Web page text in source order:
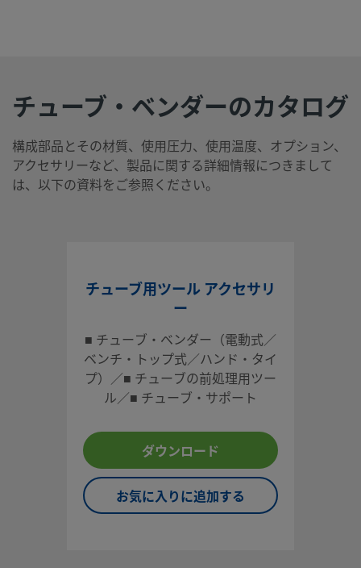
チューブ・ベンダーのカタログ
構成部品とその材質、使用圧力、使用温度、オプション、
アクセサリーなど、製品に関する詳細情報につきまして
は、以下の資料をご参照ください。
チューブ用ツール アクセサリ
ー
■ チューブ・ベンダー（電動式／
ベンチ・トップ式／ハンド・タイ
プ）／■ チューブの前処理用ツー
ル／■ チューブ・サポート
ダウンロード
お気に入りに追加する